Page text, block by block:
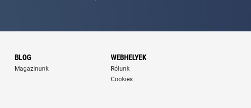
BLOG
Magazinunk
WEBHELYEK
Rólunk
Cookies